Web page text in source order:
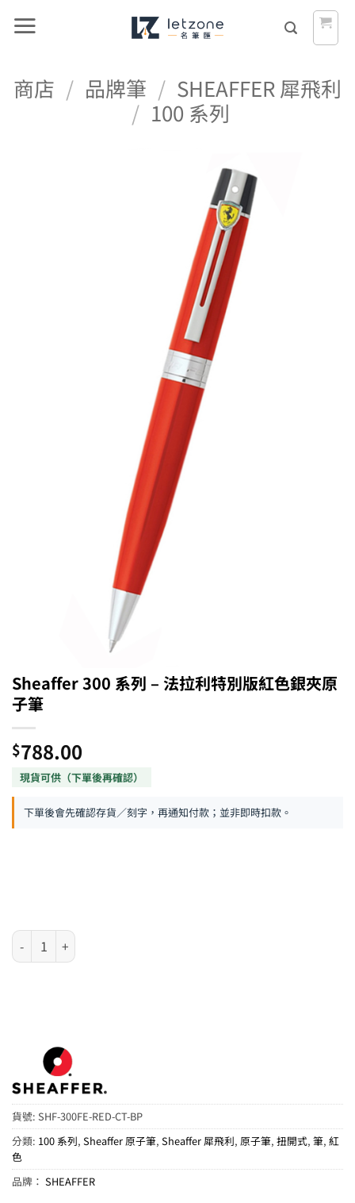
商店 / 品牌筆 / SHEAFFER 犀飛利
/ 100 系列
Sheaffer 300 系列 – 法拉利特別版紅色銀夾原
子筆
$788.00
下單後會先確認存貨／刻字，再通知付款；並非即時扣款。
Sheaffer 300 系列 - 法拉利特別版紅色銀夾原子筆 數量
貨號: SHF-300FE-RED-CT-BP
分類: 100 系列, Sheaffer 原子筆, Sheaffer 犀飛利, 原子筆, 扭開式, 筆, 紅
色
品牌： SHEAFFER